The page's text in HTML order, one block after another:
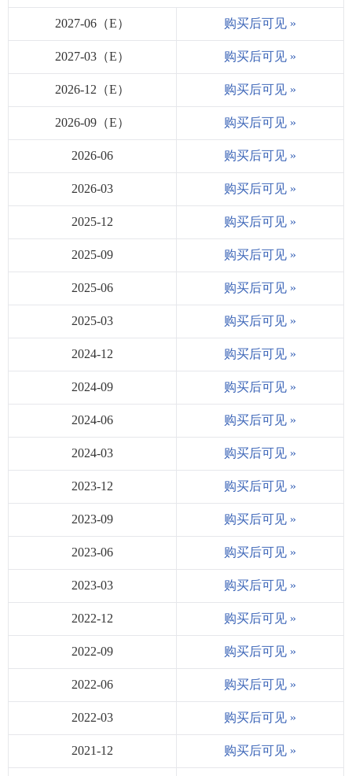
2027-06（E） 购买后可见 »
2027-03（E） 购买后可见 »
2026-12（E） 购买后可见 »
2026-09（E） 购买后可见 »
2026-06 购买后可见 »
2026-03 购买后可见 »
2025-12 购买后可见 »
2025-09 购买后可见 »
2025-06 购买后可见 »
2025-03 购买后可见 »
2024-12 购买后可见 »
2024-09 购买后可见 »
2024-06 购买后可见 »
2024-03 购买后可见 »
2023-12 购买后可见 »
2023-09 购买后可见 »
2023-06 购买后可见 »
2023-03 购买后可见 »
2022-12 购买后可见 »
2022-09 购买后可见 »
2022-06 购买后可见 »
2022-03 购买后可见 »
2021-12 购买后可见 »